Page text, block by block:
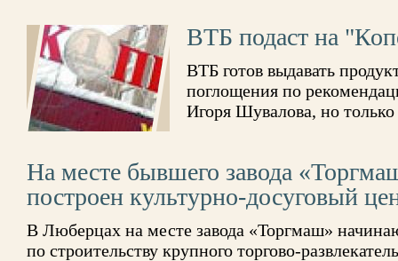
ВТБ подаст на
ВТБ готов выдавать
поглощения по
Игоря Шувалова, но
На месте бывшего завода
построен культурно-досуговый
В Люберцах на месте завода «Торгмаш»
по строительству крупного торгово-